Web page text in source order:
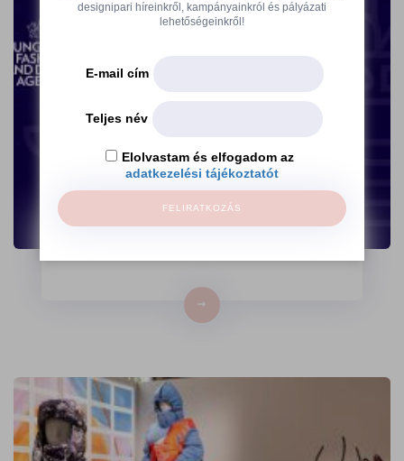
→
designipari híreinkről, kampányainkról és pályázati
lehetőségeinkről!
E-mail cím
Teljes név
Elolvastam és elfogadom az
adatkezelési tájékoztatót
FELIRATKOZÁS